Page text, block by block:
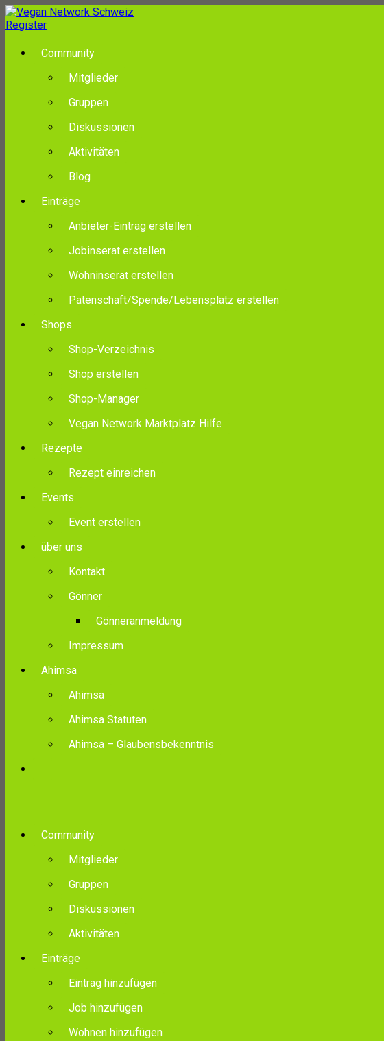
Register
Community
Mitglieder
Gruppen
Diskussionen
Aktivitäten
Blog
Einträge
Anbieter-Eintrag erstellen
Jobinserat erstellen
Wohninserat erstellen
Patenschaft/Spende/Lebensplatz erstellen
Shops
Shop-Verzeichnis
Shop erstellen
Shop-Manager
Vegan Network Marktplatz Hilfe
Rezepte
Rezept einreichen
Events
Event erstellen
über uns
Kontakt
Gönner
Gönneranmeldung
Impressum
Ahimsa
Ahimsa
Ahimsa Statuten
Ahimsa – Glaubensbekenntnis
Community
Mitglieder
Gruppen
Diskussionen
Aktivitäten
Einträge
Eintrag hinzufügen
Job hinzufügen
Wohnen hinzufügen